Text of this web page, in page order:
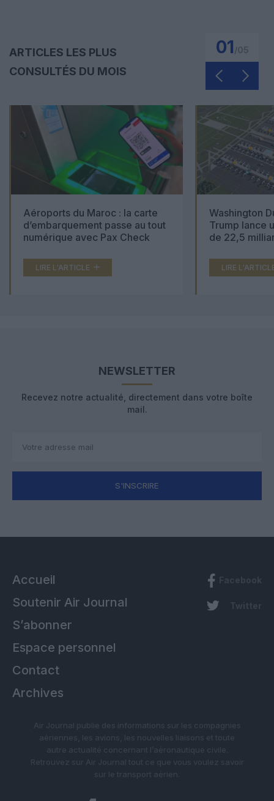
ARTICLES LES PLUS
CONSULTÉS DU MOIS
01
Aéroports du Maroc : la carte
d’embarquement passe au tout
numérique avec Pax Check
LIRE L'ARTICLE
Washington
Trump lance
de 22,5
LIRE
NEWSLETTER
Recevez notre actualité, directement dans votre boîte
mail.
S'INSCRIRE
Accueil
Soutenir Air Journal
S’abonner
Espace personnel
Contact
Archives